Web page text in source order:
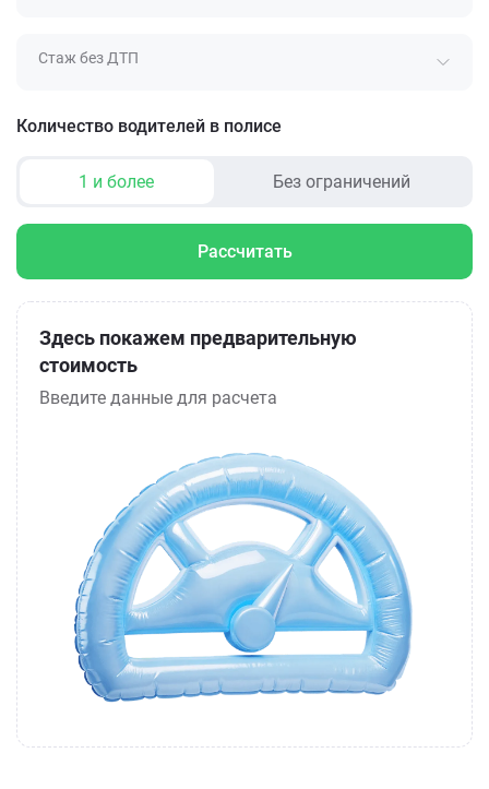
Стаж без ДТП
Количество водителей в полисе
1 и более Без ограничений
Рассчитать
Здесь покажем предварительную
стоимость
Введите данные для расчета